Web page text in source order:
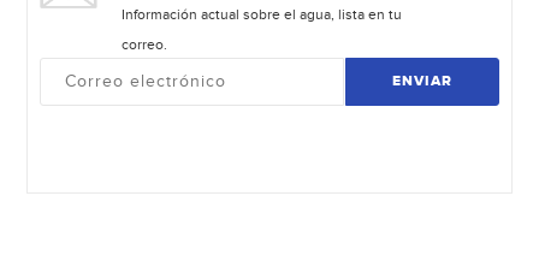
Información actual sobre el agua, lista en tu
correo.
ENVIAR